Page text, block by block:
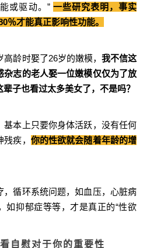
或驱动。” 一些研究表明，事实
％才能真正影响性功能。
龄时娶了26岁的嫩模， 我不信这
杂志的老人娶一位嫩模仅仅为了放
子也看过太多美女了，不是吗？
基本上只要你身体活跃，没有任何
疾， 你的性欲就会随着年龄的增
，循环系统问题，如血压，心脏病
如抑郁症等等，才是真正的“性欲
自慰对于你的重要性